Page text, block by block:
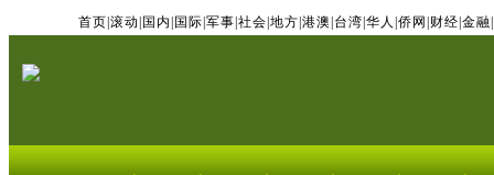
首页 滚动 国内 国际 军事 社会 地方 港澳 台湾 华人 侨网 财经 金融